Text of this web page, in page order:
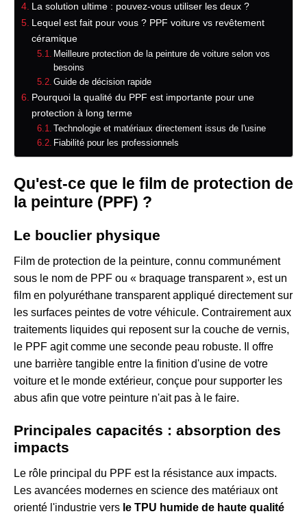
La solution ultime : pouvez-vous utiliser les deux ?
Lequel est fait pour vous ? PPF voiture vs revêtement
céramique
Meilleure protection de la peinture de voiture selon vos
besoins
Guide de décision rapide
Pourquoi la qualité du PPF est importante pour une
protection à long terme
Technologie et matériaux directement issus de l'usine
Fiabilité pour les professionnels
Qu'est-ce que le film de protection de
la peinture (PPF) ?
Le bouclier physique
Film de protection de la peinture, connu communément
sous le nom de PPF ou « braquage transparent », est un
film en polyuréthane transparent appliqué directement sur
les surfaces peintes de votre véhicule. Contrairement aux
traitements liquides qui reposent sur la couche de vernis,
le PPF agit comme une seconde peau robuste. Il offre
une barrière tangible entre la finition d'usine de votre
voiture et le monde extérieur, conçue pour supporter les
abus afin que votre peinture n'ait pas à le faire.
Principales capacités : absorption des
impacts
Le rôle principal du PPF est la résistance aux impacts.
Les avancées modernes en science des matériaux ont
orienté l'industrie vers le TPU humide de haute qualité